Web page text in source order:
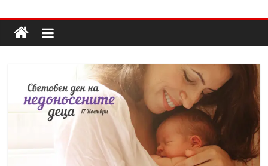
to
content
Долап
БГ
изкуство|
пътешествия|
кухня|